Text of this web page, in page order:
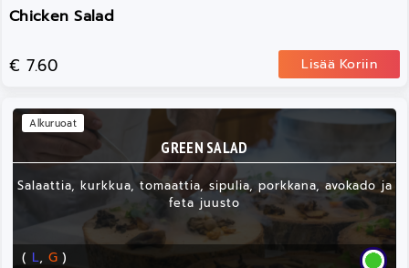
Chicken Salad
€ 7.60 Lisää Koriin
GREEN SALAD
Salaattia, kurkkua, tomaattia, sipulia, porkkana, avokado ja
feta juusto
( L, G )
Alkuruoat